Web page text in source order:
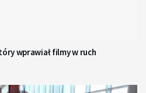
wprawiał filmy w ruch